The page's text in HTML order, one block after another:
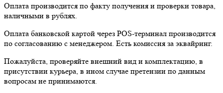
Оплата производится по факту получения и проверки товара,
наличными в рублях.
Оплата банковской картой через POS-терминал производится
по согласованию с менеджером. Есть комиссия за эквайринг.
Пожалуйста, проверяйте внешний вид и комплектацию, в
присутствии курьера, в ином случае претензии по данным
вопросам не принимаются.